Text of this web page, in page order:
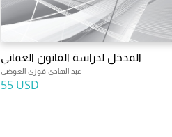
المدخل لدراسة القانون العماني
عبد الهادي فوزي العوضي
55 USD